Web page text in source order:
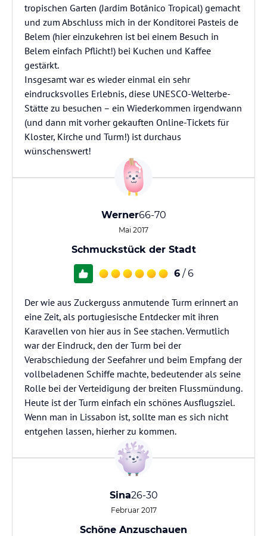
tropischen Garten (Jardim Botânico Tropical) gemacht
und zum Abschluss mich in der Konditorei Pasteis de
Belem (hier einzukehren ist bei einem Besuch in
Belem einfach Pflicht!) bei Kuchen und Kaffee
gestärkt.
Insgesamt war es wieder einmal ein sehr
eindrucksvolles Erlebnis, diese UNESCO-Welterbe-
Stätte zu besuchen – ein Wiederkommen irgendwann
(und dann mit vorher gekauften Online-Tickets für
Kloster, Kirche und Turm!) ist durchaus
wünschenswert!
Werner66-70
Mai 2017
Schmuckstück der Stadt
6 / 6
Der wie aus Zuckerguss anmutende Turm erinnert an
eine Zeit, als portugiesische Entdecker mit ihren
Karavellen von hier aus in See stachen. Vermutlich
war der Eindruck, den der Turm bei der
Verabschiedung der Seefahrer und beim Empfang der
vollbeladenen Schiffe machte, bedeutender als seine
Rolle bei der Verteidigung der breiten Flussmündung.
Heute ist der Turm einfach ein schönes Ausflugsziel.
Wenn man in Lissabon ist, sollte man es sich nicht
entgehen lassen, hierher zu kommen.
Sina26-30
Februar 2017
Schöne Anzuschauen